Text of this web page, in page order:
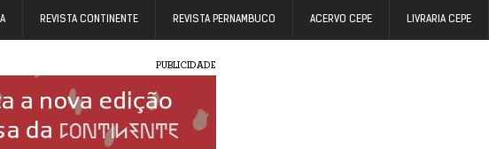
REVISTA CONTINENTE REVISTA PERNAMBUCO ACERVO CEPE LIVRARIA CEPE
PUBLICIDADE